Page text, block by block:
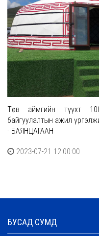
Төв аймгийн түүхт
байгуулалтын ажил
- БАЯНЦАГААН
2023-07-21 12:00:00
БУСАД СУМД